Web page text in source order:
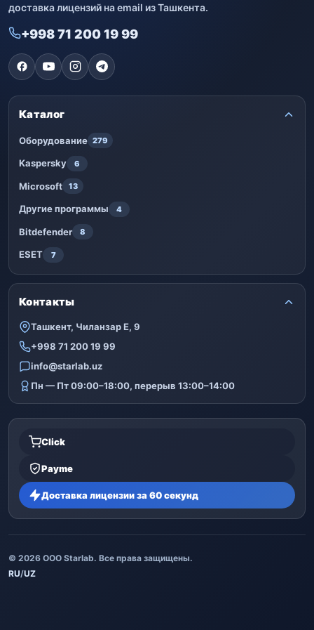
доставка лицензий на email из Ташкента.
+998 71 200 19 99
Каталог
Оборудование 279
Kaspersky 6
Microsoft 13
Другие программы 4
Bitdefender 8
ESET 7
Контакты
Ташкент, Чиланзар Е, 9
+998 71 200 19 99
info@starlab.uz
Пн — Пт 09:00–18:00, перерыв 13:00–14:00
Click
Payme
Доставка лицензии за 60 секунд
© 2026 ООО Starlab. Все права защищены.
RU/UZ